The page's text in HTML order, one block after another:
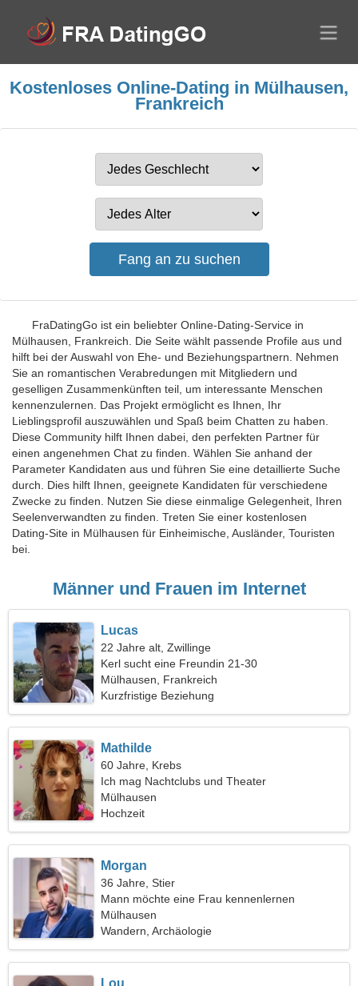
Kostenloses Online-Dating in Mülhausen,
Frankreich
FraDatingGo ist ein beliebter Online-Dating-Service in
Mülhausen, Frankreich. Die Seite wählt passende Profile aus und
hilft bei der Auswahl von Ehe- und Beziehungspartnern. Nehmen
Sie an romantischen Verabredungen mit Mitgliedern und
geselligen Zusammenkünften teil, um interessante Menschen
kennenzulernen. Das Projekt ermöglicht es Ihnen, Ihr
Lieblingsprofil auszuwählen und Spaß beim Chatten zu haben.
Diese Community hilft Ihnen dabei, den perfekten Partner für
einen angenehmen Chat zu finden. Wählen Sie anhand der
Parameter Kandidaten aus und führen Sie eine detaillierte Suche
durch. Dies hilft Ihnen, geeignete Kandidaten für verschiedene
Zwecke zu finden. Nutzen Sie diese einmalige Gelegenheit, Ihren
Seelenverwandten zu finden. Treten Sie einer kostenlosen
Dating-Site in Mülhausen für Einheimische, Ausländer, Touristen
bei.
Männer und Frauen im Internet
Lucas
22 Jahre alt, Zwillinge
Kerl sucht eine Freundin 21-30
Mülhausen, Frankreich
Kurzfristige Beziehung
Mathilde
60 Jahre, Krebs
Ich mag Nachtclubs und Theater
Mülhausen
Hochzeit
Morgan
36 Jahre, Stier
Mann möchte eine Frau kennenlernen
Mülhausen
Wandern, Archäologie
Lou